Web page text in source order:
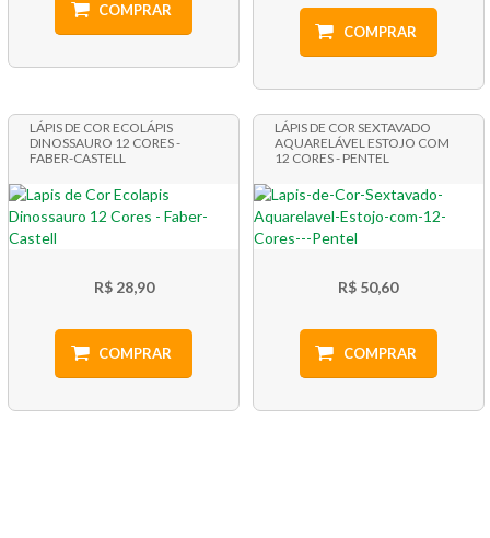
COMPRAR
COMPRAR
LÁPIS DE COR ECOLÁPIS
DINOSSAURO 12 CORES -
FABER-CASTELL
R$ 28,90
COMPRAR
LÁPIS DE COR SEXTAVADO
AQUARELÁVEL ESTOJO COM
12 CORES - PENTEL
R$ 50,60
COMPRAR